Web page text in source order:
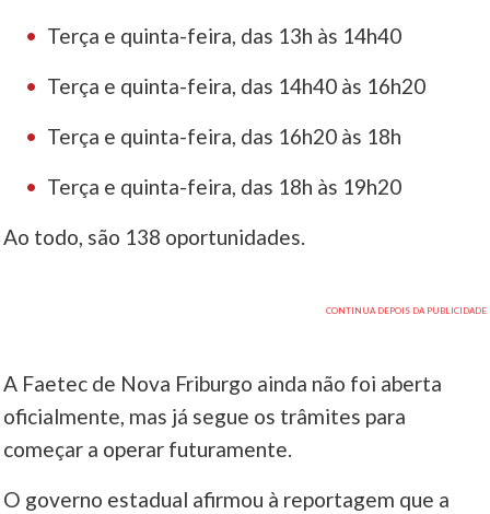
Terça e quinta-feira, das 13h às 14h40
Terça e quinta-feira, das 14h40 às 16h20
Terça e quinta-feira, das 16h20 às 18h
Terça e quinta-feira, das 18h às 19h20
Ao todo, são 138 oportunidades.
A Faetec de Nova Friburgo ainda não foi aberta
oficialmente, mas já segue os trâmites para
começar a operar futuramente.
O governo estadual afirmou à reportagem que a